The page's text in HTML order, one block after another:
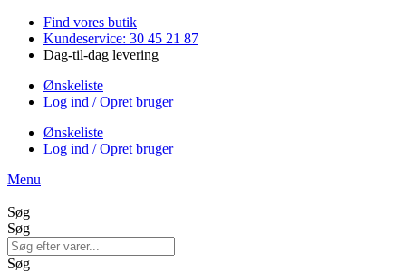
Videre
indhold
Find vores butik
Kundeservice: 30 45 21 87
Dag-til-dag levering
Ønskeliste
Log ind / Opret bruger
Ønskeliste
Log ind / Opret bruger
Menu
Søg
Søg
Søg